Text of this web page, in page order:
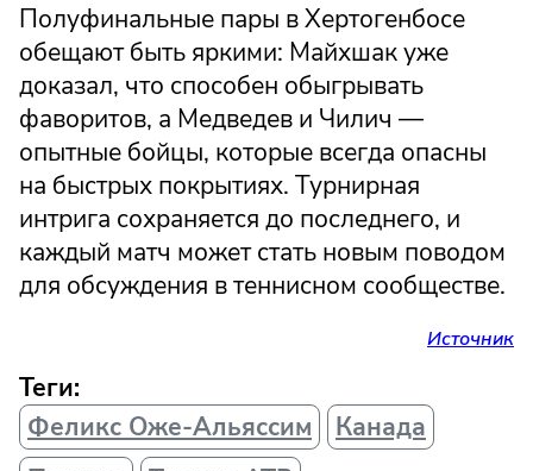
Полуфинальные пары в Хертогенбосе
обещают быть яркими: Майхшак уже
доказал, что способен обыгрывать
фаворитов, а Медведев и Чилич —
опытные бойцы, которые всегда опасны
на быстрых покрытиях. Турнирная
интрига сохраняется до последнего, и
каждый матч может стать новым поводом
для обсуждения в теннисном сообществе.
Источник
Теги:
Феликс Оже-Альяссим
Канада